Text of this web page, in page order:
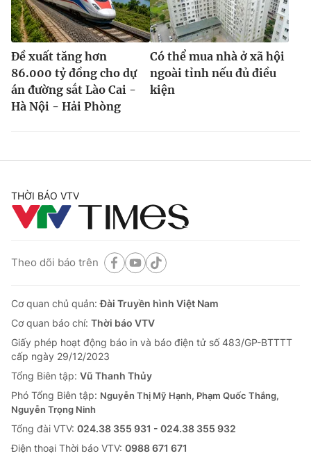
Đề xuất tăng hơn
86.000 tỷ đồng cho dự
án đường sắt Lào Cai -
Hà Nội - Hải Phòng
Có thể mua nhà ở xã hội
ngoài tỉnh nếu đủ điều
kiện
THỜI BÁO VTV
Theo dõi báo trên
Cơ quan chủ quản:Đài Truyền hình Việt Nam
Cơ quan báo chí: Thời báo VTV
Giấy phép hoạt động báo in và báo điện tử số 483/GP-BTTTT
cấp ngày 29/12/2023
Tổng Biên tập: Vũ Thanh Thủy
Phó Tổng Biên tập: Nguyễn Thị Mỹ Hạnh, Phạm Quốc Thắng,
Nguyễn Trọng Ninh
Tổng đài VTV: 024.38 355 931 - 024.38 355 932
Ðiện thoại Thời báo VTV: 0988 671 671